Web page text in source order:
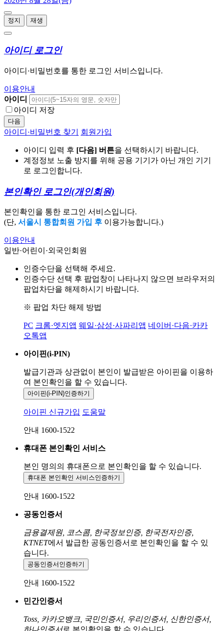
정지 재생
아이디 로그인
아이디·비밀번호를 통한 로그인 서비스입니다.
이용안내
아이디
아이디 저장
다음
아이디·비밀번호 찾기 회원가입
아이디 입력 후 [다음] 버튼을 선택하시기 바랍니다.
계정정보 노출 방지를 위해 공용 기기가 아닌 개인 기기
로 로그인합니다.
본인확인 로그인(개인회원)
본인확인을 통한 로그인 서비스입니다.
(단, 서울시 통합회원 가입 후 이용가능합니다.)
이용안내
일반·어린이·외국인회원
인증수단을 선택해 주세요.
인증수단 선택 후 팝업창이 나타나지 않으면 브라우저의
팝업차단을 해제하시기 바랍니다.
※ 팝업 차단 해제 방법
PC 크롬·엣지앱 웨일·삼성·사파리앱 네이버·다음·카카
오톡앱
아이핀(i-PIN)
발급기관과 상관없이 본인이 발급받은 아이핀을 이용하
여 본인확인을 할 수 있습니다.
아이핀(i-PIN)인증하기
아이핀 신규가입 도움말
안내 1600-1522
휴대폰 본인확인 서비스
본인 명의의 휴대폰으로 본인확인을 할 수 있습니다.
휴대폰 본인확인 서비스인증하기
안내 1600-1522
공동인증서
금융결제원, 코스콤, 한국정보인증, 한국전자인증,
KTNET에서 발급한 공동인증서로 본인확인을 할 수 있
습니다.
공동인증서 인증하기
안내 1600-1522
민간인증서
Toss, 카카오뱅크, 국민인증서, 우리인증서, 신한인증서,